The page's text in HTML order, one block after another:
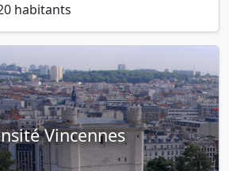
habitants
Vincennes